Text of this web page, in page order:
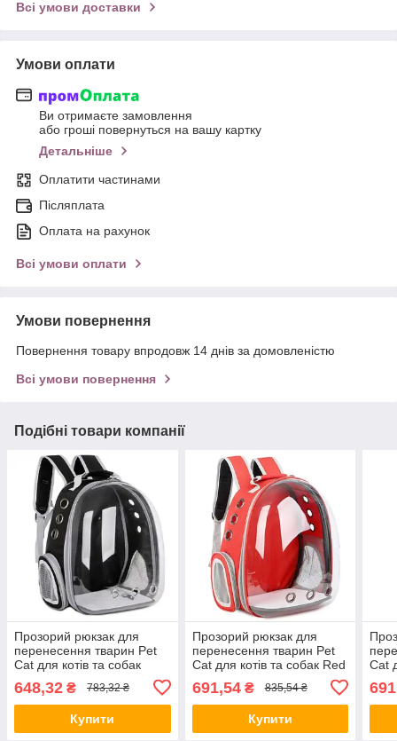
Всі умови доставки
Умови оплати
Ви отримаєте замовлення
або гроші повернуться на вашу картку
Детальніше
Оплатити частинами
Післяплата
Оплата на рахунок
Всі умови оплати
Умови повернення
Повернення товару впродовж 14 днів за домовленістю
Всі умови повернення
Подібні товари компанії
Прозорий рюкзак для
перенесення тварин Pet
Cat для котів та собак
Black ALL Качество + 2815
648,32 ₴ 783,32 ₴
Купити
Прозорий рюкзак для
перенесення тварин Pet
Cat для котів та собак Red
691,54₴ 835,54 ₴
Купити
Cat